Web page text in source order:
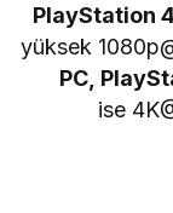
PlayStation 4
yüksek
PC,
ise